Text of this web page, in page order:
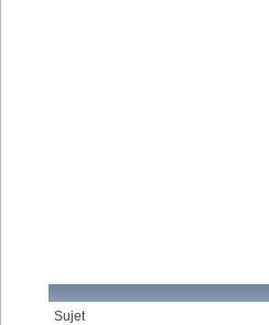
Sujet